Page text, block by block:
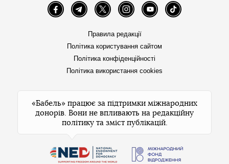
FacebookTelegramTwitter InstagramYouTube TikTok
Правила редакції
Політика користування сайтом
Політика конфіденційності
Політика використання cookies
«Бабель» працює за підтримки міжнародних
донорів. Вони не впливають на редакційну
політику та зміст публікацій.